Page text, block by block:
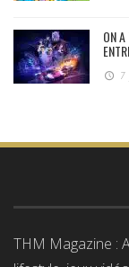
ON
THM Magazine :